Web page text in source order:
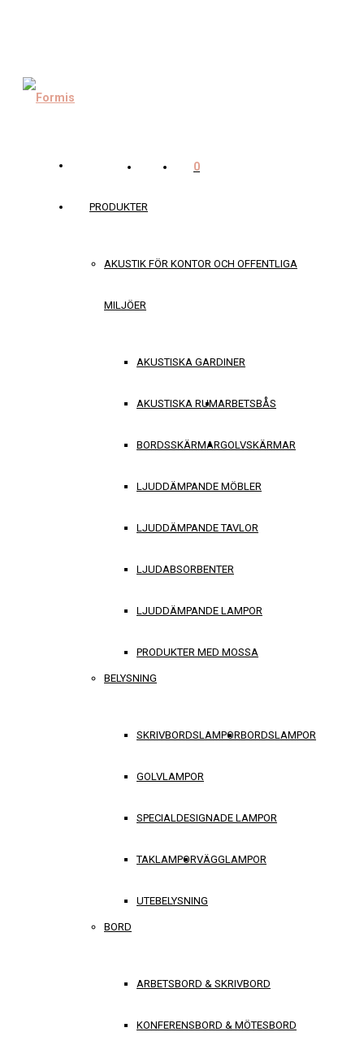
PRODUKTER
AKUSTIK FÖR KONTOR OCH OFFENTLIGA
MILJÖER
AKUSTISKA GARDINER
AKUSTISKA RUMARBETSBÅS
BORDSSKÄRMARGOLVSKÄRMAR
LJUDDÄMPANDE MÖBLER
LJUDDÄMPANDE TAVLOR
LJUDABSORBENTER
LJUDDÄMPANDE LAMPOR
PRODUKTER MED MOSSA
BELYSNING
SKRIVBORDSLAMPORBORDSLAMPOR
GOLVLAMPOR
SPECIALDESIGNADE LAMPOR
TAKLAMPORVÄGGLAMPOR
UTEBELYSNING
BORD
ARBETSBORD & SKRIVBORD
KONFERENSBORD & MÖTESBORD
0